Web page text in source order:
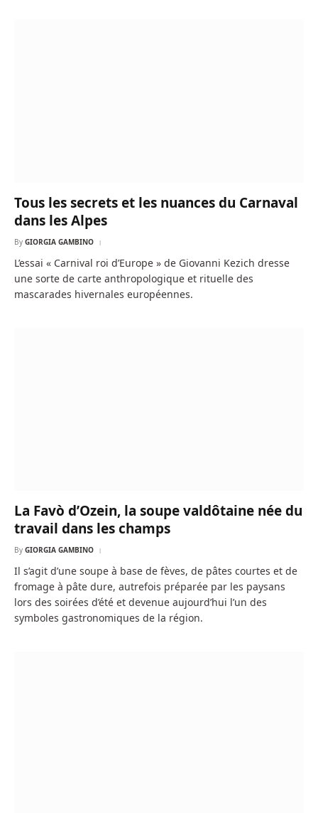
Tous les secrets et les nuances du Carnaval
dans les Alpes
By GIORGIA GAMBINO
L’essai « Carnival roi d’Europe » de Giovanni Kezich dresse
une sorte de carte anthropologique et rituelle des
mascarades hivernales européennes.
La Favò d’Ozein, la soupe valdôtaine née du
travail dans les champs
By GIORGIA GAMBINO
Il s’agit d’une soupe à base de fèves, de pâtes courtes et de
fromage à pâte dure, autrefois préparée par les paysans
lors des soirées d’été et devenue aujourd’hui l’un des
symboles gastronomiques de la région.